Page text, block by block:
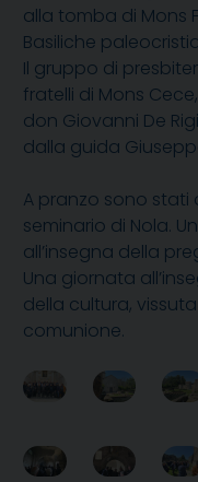
alla tomba di Mons
Basiliche
Il gruppo di
fratelli di Mons
don Giovanni De
dalla guida
A pranzo sono stati
seminario di Nola.
all’insegna della
Una giornata
della cultura,
comunione.